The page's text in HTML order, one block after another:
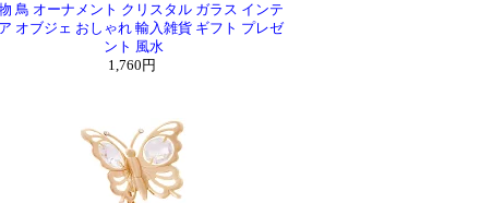
鳥 オーナメント クリスタル ガラス インテ
オブジェ おしゃれ 輸入雑貨 ギフト プレゼ
ント 風水
1,760円